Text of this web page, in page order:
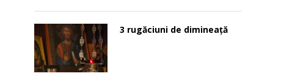
3 rugăciuni de dimineață